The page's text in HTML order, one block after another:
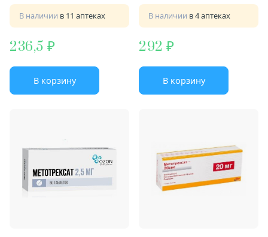
В наличии в 11 аптеках
236,5
В корзину
В наличии в 4 аптеках
292
В корзину